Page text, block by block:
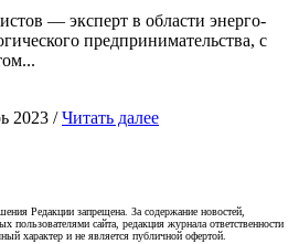
— эксперт в области энерго-
предпринимательства, с
2023 /Читать далее
Редакции запрещена. За содержание новостей,
пользователями сайта, редакция журнала ответственности
характер и не является публичной офертой.